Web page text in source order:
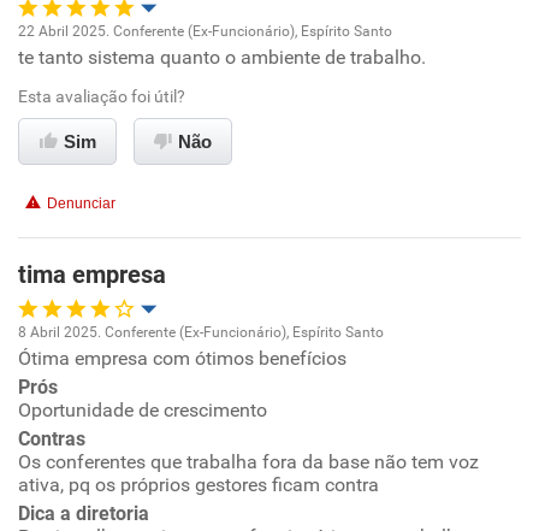
Oportunidade de promoção
Ambiente de trabalho
Benefícios
Recomenda esta empresa
Recomenda a diretoria
22 Abril 2025. Conferente (Ex-Funcionário), Espírito Santo
te tanto sistema quanto o ambiente de trabalho.
Esta avaliação foi útil?
Sim Não
Denunciar
tima empresa
Oportunidade de promoção
Ambiente de trabalho
Conciliação com a vida familiar
8 Abril 2025. Conferente (Ex-Funcionário), Espírito Santo
Ótima empresa com ótimos benefícios
Prós
Oportunidade de crescimento
Contras
Os conferentes que trabalha fora da base não tem voz
ativa, pq os próprios gestores ficam contra
Dica a diretoria